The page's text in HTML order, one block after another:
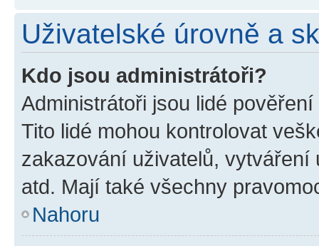
Uživatelské úrovně a
Kdo jsou administrátoři?
Administrátoři jsou lidé
Tito lidé mohou kontrolovat
zakazování uživatelů,
atd. Mají také všechny
Nahoru